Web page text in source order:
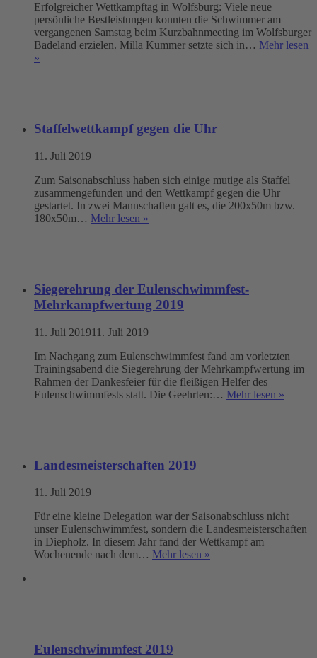
Erfolgreicher Wettkampftag in Wolfsburg: Viele neue
persönliche Bestleistungen konnten die Schwimmer am
vergangenen Samstag beim Kurzbahnmeeting im Wolfsburger
Badeland erzielen. Milla Kummer setzte sich in… Mehr lesen
»
Staffelwettkampf gegen die Uhr
11. Juli 2019
Zum Saisonabschluss haben sich einige mutige als Staffel
zusammengefunden und den Wettkampf gegen die Uhr
gestartet. In zwei Mannschaften galt es, die 200x50m bzw.
180x50m… Mehr lesen »
Siegerehrung der Eulenschwimmfest-
Mehrkampfwertung 2019
11. Juli 201911. Juli 2019
Im Nachgang zum Eulenschwimmfest fand am vorletzten
Trainingsabend die Siegerehrung der Mehrkampfwertung im
Rahmen der Dankesfeier für die fleißigen Helfer des
Eulenschwimmfests statt. Die Geehrten:… Mehr lesen »
Landesmeisterschaften 2019
11. Juli 2019
Für eine kleine Delegation war der Saisonabschluss nicht
unser Eulenschwimmfest, sondern die Landesmeisterschaften
in Diepholz. In diesem Jahr fand der Wettkampf am
Wochenende nach dem… Mehr lesen »
Eulenschwimmfest 2019